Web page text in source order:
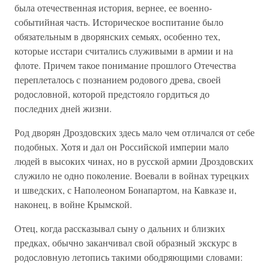
была отечественная история, вернее, ее военно-
событийная часть. Историческое воспитание было
обязательным в дворянских семьях, особенно тех,
которые исстари считались служивыми в армии и на
флоте. Причем такое понимание прошлого Отечества
переплеталось с познанием родового древа, своей
родословной, которой предстояло гордиться до
последних дней жизни.
Род дворян Дроздовских здесь мало чем отличался от себе
подобных. Хотя и дал он Российской империи мало
людей в высоких чинах, но в русской армии Дроздовских
служило не одно поколение. Воевали в войнах турецких
и шведских, с Наполеоном Бонапартом, на Кавказе и,
наконец, в войне Крымской.
Отец, когда рассказывал сыну о дальних и близких
предках, обычно заканчивал свой образный экскурс в
родословную летопись такими ободряющими словами: